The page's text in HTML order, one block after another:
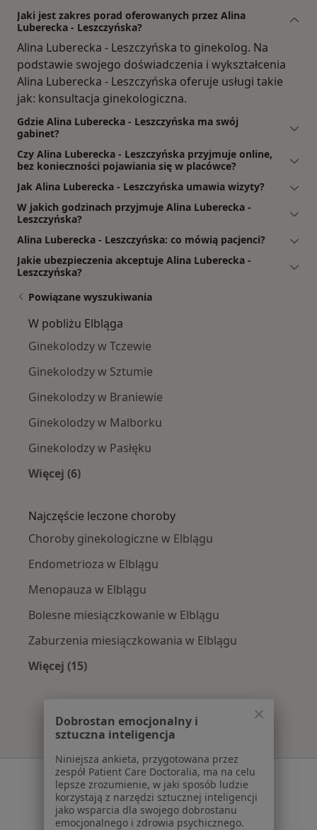
Jaki jest zakres porad oferowanych przez Alina
Luberecka - Leszczyńska?
Alina Luberecka - Leszczyńska to ginekolog. Na
podstawie swojego doświadczenia i wykształcenia
Alina Luberecka - Leszczyńska oferuje usługi takie
jak: konsultacja ginekologiczna.
Gdzie Alina Luberecka - Leszczyńska ma swój
gabinet?
Czy Alina Luberecka - Leszczyńska przyjmuje online,
bez konieczności pojawiania się w placówce?
Jak Alina Luberecka - Leszczyńska umawia wizyty?
W jakich godzinach przyjmuje Alina Luberecka -
Leszczyńska?
Alina Luberecka - Leszczyńska: co mówią pacjenci?
Jakie ubezpieczenia akceptuje Alina Luberecka -
Leszczyńska?
Powiązane wyszukiwania
W pobliżu Elbląga
Ginekolodzy w Tczewie
Ginekolodzy w Sztumie
Ginekolodzy w Braniewie
Ginekolodzy w Malborku
Ginekolodzy w Pasłęku
Więcej (6)
Najczęście leczone choroby
Choroby ginekologiczne w Elblągu
Endometrioza w Elblągu
Menopauza w Elblągu
Bolesne miesiączkowanie w Elblągu
Zaburzenia miesiączkowania w Elblągu
Więcej (15)
Serwis
Regulamin
Polityka prywatności pacjentów
Dobrostan emocjonalny i
sztuczna inteligencja
Niniejsza ankieta, przygotowana przez
zespół Patient Care Doctoralia, ma na celu
lepsze zrozumienie, w jaki sposób ludzie
korzystają z narzędzi sztucznej inteligencji
jako wsparcia dla swojego dobrostanu
emocjonalnego i zdrowia psychicznego.